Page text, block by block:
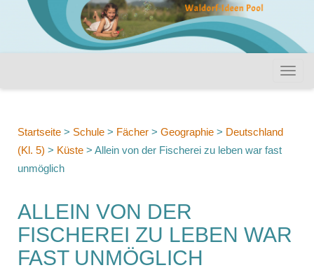
Startseite > Schule > Fächer > Geographie > Deutschland
(Kl. 5) > Küste > Allein von der Fischerei zu leben war fast
unmöglich
ALLEIN VON DER
FISCHEREI ZU LEBEN WAR
FAST UNMÖGLICH